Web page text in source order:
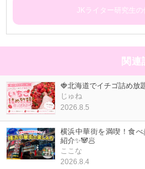
JKライター研究生の
関連
🍓北海道でイチゴ詰め放
じゅね
2026.8.5
横浜中華街を満喫！食
紹介✨🐼🥟
ここな
2026.8.4